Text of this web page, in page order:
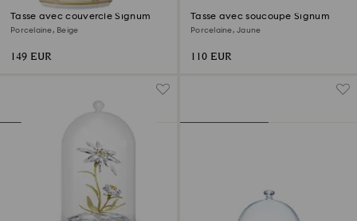
Tasse avec couvercle Signum
Porcelaine, Beige
149 EUR
Tasse avec soucoupe Signum
Porcelaine, Jaune
110 EUR